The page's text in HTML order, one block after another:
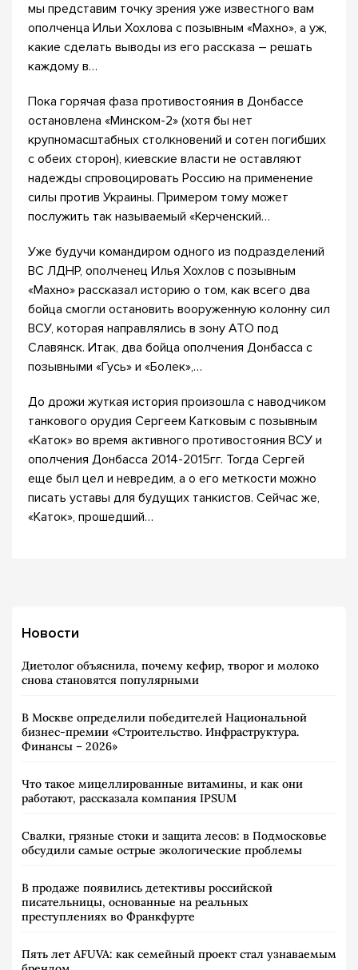
мы представим точку зрения уже известного вам
ополченца Ильи Хохлова с позывным «Махно», а уж,
какие сделать выводы из его рассказа – решать
каждому в…
Пока горячая фаза противостояния в Донбассе
остановлена «Минском-2» (хотя бы нет
крупномасштабных столкновений и сотен погибших
с обеих сторон), киевские власти не оставляют
надежды спровоцировать Россию на применение
силы против Украины. Примером тому может
послужить так называемый «Керченский…
Уже будучи командиром одного из подразделений
ВС ЛДНР, ополченец Илья Хохлов с позывным
«Махно» рассказал историю о том, как всего два
бойца смогли остановить вооруженную колонну сил
ВСУ, которая направлялись в зону АТО под
Славянск. Итак, два бойца ополчения Донбасса с
позывными «Гусь» и «Болек»,…
До дрожи жуткая история произошла с наводчиком
танкового орудия Сергеем Катковым с позывным
«Каток» во время активного противостояния ВСУ и
ополчения Донбасса 2014-2015гг. Тогда Сергей
еще был цел и невредим, а о его меткости можно
писать уставы для будущих танкистов. Сейчас же,
«Каток», прошедший…
Новости
Диетолог объяснила, почему кефир, творог и молоко
снова становятся популярными
В Москве определили победителей Национальной
бизнес-премии «Строительство. Инфраструктура.
Финансы – 2026»
Что такое мицеллированные витамины, и как они
работают, рассказала компания IPSUM
Свалки, грязные стоки и защита лесов: в Подмосковье
обсудили самые острые экологические проблемы
В продаже появились детективы российской
писательницы, основанные на реальных
преступлениях во Франкфурте
Пять лет AFUVA: как семейный проект стал узнаваемым